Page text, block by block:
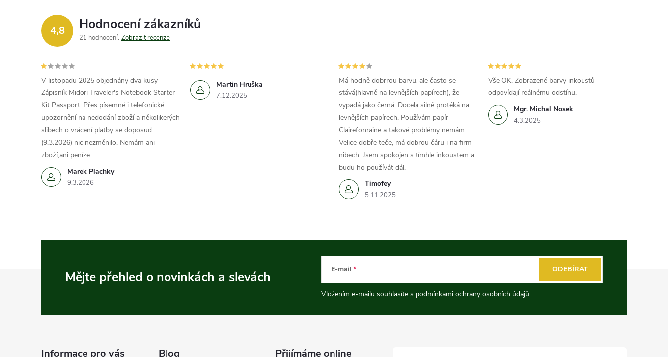
4,8 Hodnocení zákazníků
21 hodnocení Zobrazit recenze
Marek Plachky
9.3.2026
V listopadu 2025 objednány dva kusy
Zápisník Midori Traveler's Notebook Starter
Kit Passport. Přes písemné i telefonické
upozornění na nedodání zboží a několikerých
slibech o vrácení platby se doposud
(9.3.2026) nic nezměnilo. Nemám ani
zboží,ani peníze.
Martin Hruška
7.12.2025
Timofey
5.11.2025
Má hodně dobrrou barvu, ale často se
stává(hlavně na levnějších papírech), že
vypadá jako černá. Docela silně protéká na
levnějších papírech. Používám papír
Clairefonraine a takové problémy nemám.
Velice dobře teče, má dobrou čáru i na firm
nibech. Jsem spokojen s tímhle inkoustem a
budu ho používát dál.
Mgr. Michal Nosek
4.3.2025
Vše OK. Zobrazené barvy inkoustů
odpovídají reálnému odstínu.
Mějte přehled o novinkách a slevách E-mail
Vložením e-mailu souhlasíte s podmínkami ochrany osobních údajů
ODEBÍRAT
Informace pro vás Blog Přijímáme online